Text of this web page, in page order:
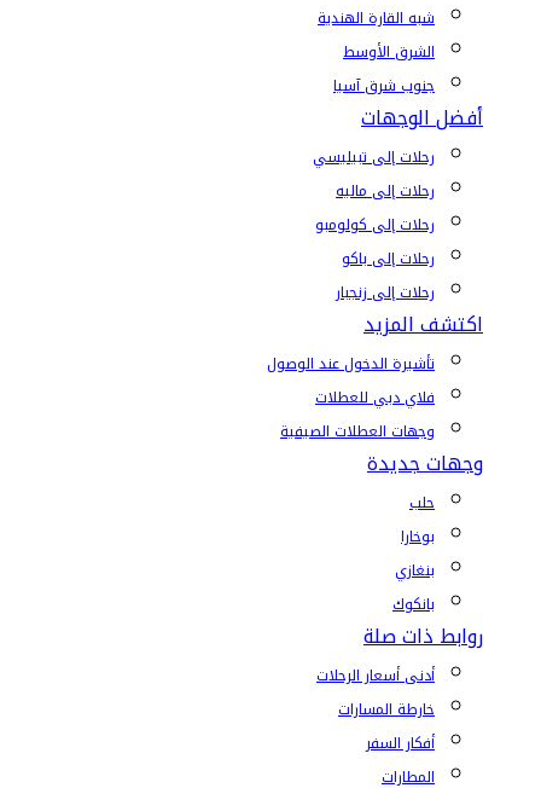
شبه القارة الهندية
الشرق الأوسط
جنوب شرق آسيا
أفضل الوجهات
رحلات إلى تبيليسي
رحلات إلى ماليه
رحلات إلى كولومبو
رحلات إلى باكو
رحلات إلى زنجبار
اكتشف المزيد
تأشيرة الدخول عند الوصول
فلاي دبي للعطلات
وجهات العطلات الصيفية
وجهات جديدة
حلب
بوخارا
بنغازي
بانكوك
روابط ذات صلة
أدنى أسعار الرحلات
خارطة المسارات
أفكار السفر
المطارات